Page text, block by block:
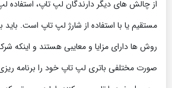
از چالش های دیگر دارندگان لپ تاپ، استفاده
مستقیم یا با استفاده از شارژ لپ تاپ است. باید
روش ها دارای مزایا و معایبی هستند و اینکه
صورت مختلفی باتری لپ تاپ خود را برنامه